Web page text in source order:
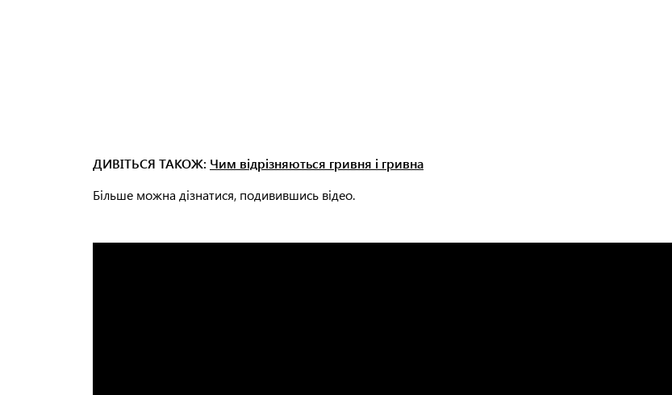
ДИВІТЬСЯ ТАКОЖ: Чим відрізняються гривня і гривна
Більше можна дізнатися, подивившись відео.